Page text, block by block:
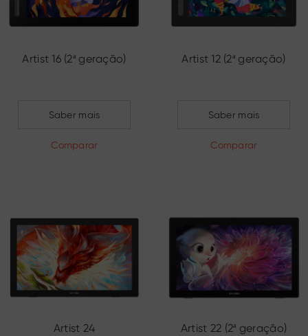
Artist 16 (2ª geração)
Saber mais
Comparar
Artist 12 (2ª geração)
Saber mais
Comparar
Artist 24 Artist 22 (2ª geração)